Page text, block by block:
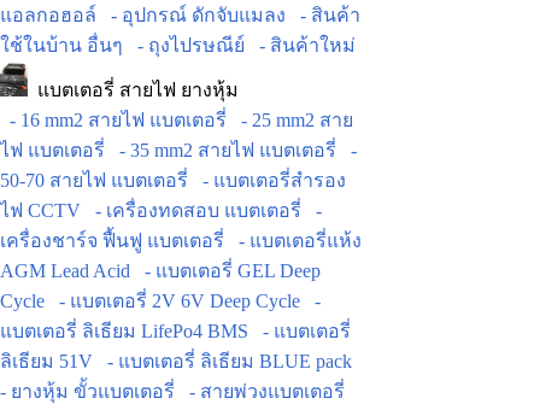
แอลกอฮอล์
- อุปกรณ์ ดักจับแมลง
- สินค้า
ใช้ในบ้าน อื่นๆ
- ถุงไปรษณีย์ - สินค้าใหม่
แบตเตอรี่ สายไฟ ยางหุ้ม
- 16 mm2 สายไฟ แบตเตอรี่
- 25 mm2 สาย
ไฟ แบตเตอรี่
- 35 mm2 สายไฟ แบตเตอรี่
-
50-70 สายไฟ แบตเตอรี่
- แบตเตอรี่สำรอง
ไฟ CCTV
- เครื่องทดสอบ แบตเตอรี่
-
เครื่องชาร์จ ฟื้นฟู แบตเตอรี่
- แบตเตอรี่แห้ง
AGM Lead Acid
- แบตเตอรี่ GEL Deep
Cycle
- แบตเตอรี่ 2V 6V Deep Cycle
-
แบตเตอรี่ ลิเธียม LifePo4 BMS
- แบตเตอรี่
ลิเธียม 51V
- แบตเตอรี่ ลิเธียม BLUE pack
- ยางหุ้ม ขั้วแบตเตอรี่
- สายพ่วงแบตเตอรี่